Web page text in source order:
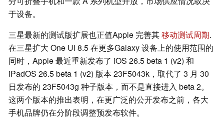
于设备。
三星最新的测试版扩展也正值Apple 完善其移动测试周期.
在三星扩大 One UI 8.5 在更多Galaxy 设备上的使用范围的
同时，Apple 最近重新发布了 iOS 26.5 beta 1 (v2) 和
iPadOS 26.5 beta 1 (v2) 版本 23F5043k，取代了 3 月 30
日发布的 23F5043g 种子版本，而不是直接进入 beta 2。
这两个版本的推出表明，在更广泛的公开发布之前，各大
手机品牌仍在分阶段调整预发布软件。